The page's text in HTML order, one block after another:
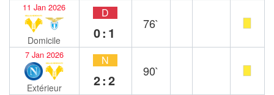
11 Jan 2026
Domicile
D
0:1
76`
7 Jan 2026
Extérieur
N
2:2
90`